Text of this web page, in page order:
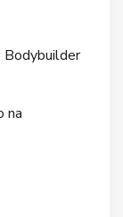
Bodybuilder
na